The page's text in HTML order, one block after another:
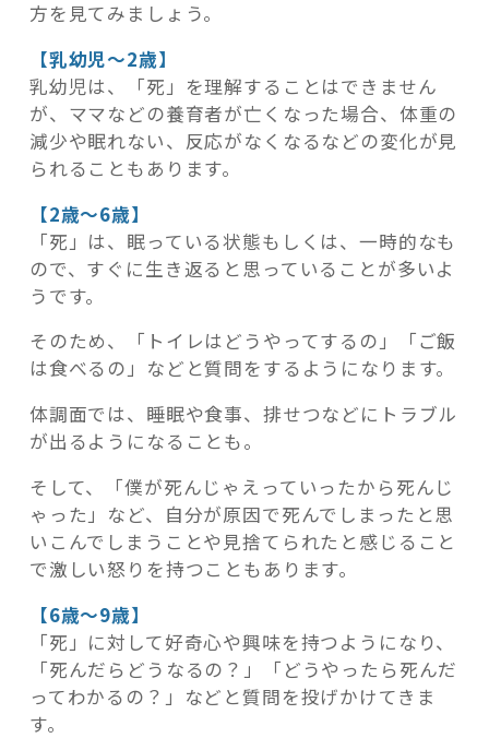
方を見てみましょう。
【乳幼児～2歳】
乳幼児は、「死」を理解することはできません
が、ママなどの養育者が亡くなった場合、体重の
減少や眠れない、反応がなくなるなどの変化が見
られることもあります。
【2歳～6歳】
「死」は、眠っている状態もしくは、一時的なも
ので、すぐに生き返ると思っていることが多いよ
うです。
そのため、「トイレはどうやってするの」「ご飯
は食べるの」などと質問をするようになります。
体調面では、睡眠や食事、排せつなどにトラブル
が出るようになることも。
そして、「僕が死んじゃえっていったから死んじ
ゃった」など、自分が原因で死んでしまったと思
いこんでしまうことや見捨てられたと感じること
で激しい怒りを持つこともあります。
【6歳～9歳】
「死」に対して好奇心や興味を持つようになり、
「死んだらどうなるの？」「どうやったら死んだ
ってわかるの？」などと質問を投げかけてきま
す。